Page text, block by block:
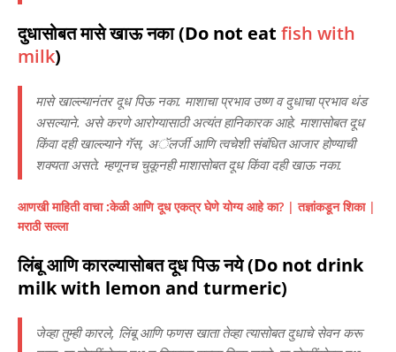
दुधासोबत मासे खाऊ नका (Do not eat fish with
milk)
मासे खाल्ल्यानंतर दूध पिऊ नका. माशाचा प्रभाव उष्ण व दुधाचा प्रभाव थंड
असल्याने. असे करणे आरोग्यासाठी अत्यंत हानिकारक आहे. माशासोबत दूध
किंवा दही खाल्ल्याने गॅस, अॅलर्जी आणि त्वचेशी संबंधित आजार होण्याची
शक्यता असते. म्हणूनच चुकूनही माशासोबत दूध किंवा दही खाऊ नका.
आणखी माहिती वाचा :केळी आणि दूध एकत्र घेणे योग्य आहे का? | तज्ञांकडून शिका |
मराठी सल्ला
लिंबू आणि कारल्यासोबत दूध पिऊ नये (Do not drink
milk with lemon and turmeric)
जेव्हा तुम्ही कारले, लिंबू आणि फणस खाता तेव्हा त्यासोबत दुधाचे सेवन करू